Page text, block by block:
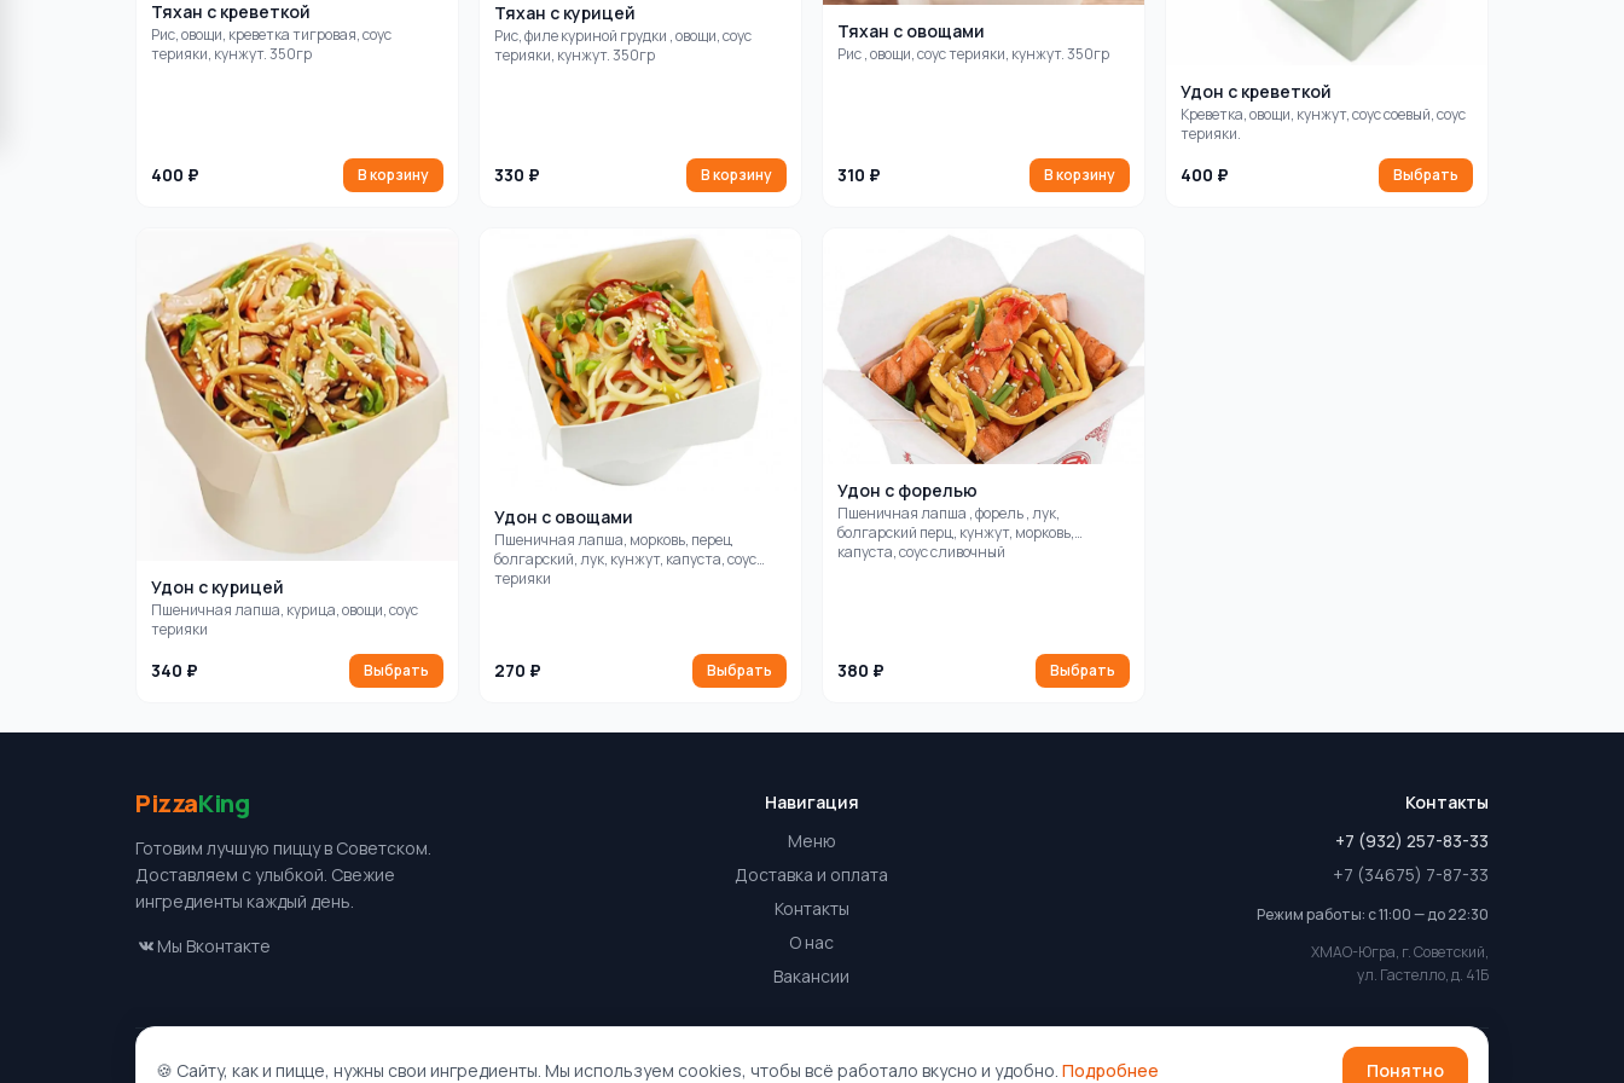
Тяхан с креветкой
Рис, овощи, креветка тигровая, соус
терияки, кунжут. 350гр
400 ₽ В корзину
Тяхан с курицей
Рис, филе куриной грудки , овощи, соус
терияки, кунжут. 350гр
330 ₽ В корзину
Тяхан с овощами
Рис , овощи, соус терияки, кунжут. 350гр
310 ₽ В корзину
Удон с креветкой
Креветка, овощи, кунжут, соус соевый, соус
терияки.
400 ₽ Выбрать
Удон с курицей
Пшеничная лапша, курица, овощи, соус
терияки
340 ₽ Выбрать
Удон с овощами
Пшеничная лапша, морковь, перец
болгарский, лук, кунжут, капуста, соус
терияки
270 ₽ Выбрать
Удон с форелью
Пшеничная лапша , форель , лук,
болгарский перц, кунжут, морковь,
капуста, соус сливочный
380 ₽ Выбрать
PizzaKing
Готовим лучшую пиццу в Советском.
Доставляем с улыбкой. Свежие
ингредиенты каждый день.
Мы Вконтакте
Навигация
Меню
Доставка и оплата
Контакты
О нас
Вакансии
Контакты
+7 (932) 257-83-33
+7 (34675) 7-87-33
Режим работы: с 11:00 — до 22:30
ХМАО-Югра, г. Советский,
ул. Гастелло, д. 41Б
Публичная офертаПолитика конфиденциальностиУстановить приложение © 2026 PizzaKing. Все права защищены. Разработка:Алексей
🍪 Сайту, как и пицце, нужны свои ингредиенты. Мы используем cookies, чтобы всё работало вкусно и удобно. Подробнее Понятно